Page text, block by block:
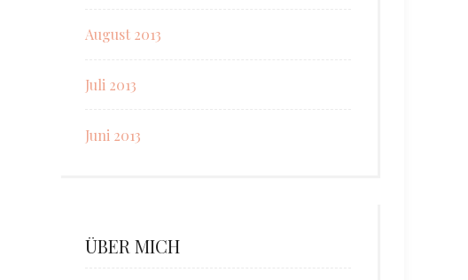
August 2013
Juli 2013
Juni 2013
ÜBER MICH